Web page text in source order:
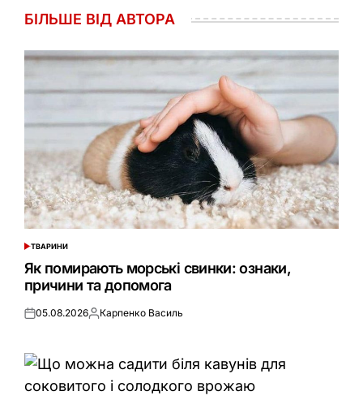
БІЛЬШЕ ВІД АВТОРА
ОПУБЛІКУВАТИ
У
ТВАРИНИ
Як помирають морські свинки: ознаки,
причини та допомога
Оприлюднено
05.08.2026Опубліковано
Карпенко Василь